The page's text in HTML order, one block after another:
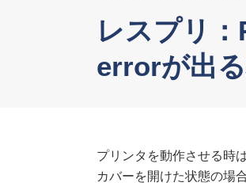
レスプリ
errorが出
プリンタを動作させる時
カバーを開けた状態の場